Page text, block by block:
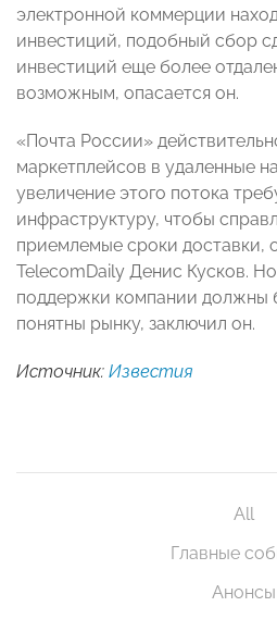
электронной коммерции
инвестиций, подобный сбор
инвестиций еще более
возможным, опасается он.
«Почта России»
маркетплейсов в удаленные
увеличение этого потока
инфраструктуру, чтобы
приемлемые сроки доставки,
TelecomDaily Денис Кусков.
поддержки компании должны
понятны рынку, заключил он.
Источник: Известия
All
Главные
Анонсы